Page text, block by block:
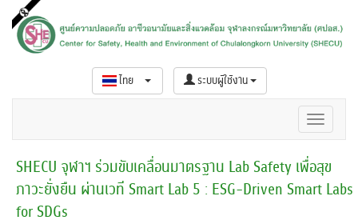
ไทย ระบบผู้ใช้งาน
SHECU จุฬาฯ ร่วมขับเคลื่อนมาตรฐาน Lab Safety เพื่อสุข
ภาวะยั่งยืน ผ่านเวที Smart Lab 5 : ESG-Driven Smart Labs
for SDGs